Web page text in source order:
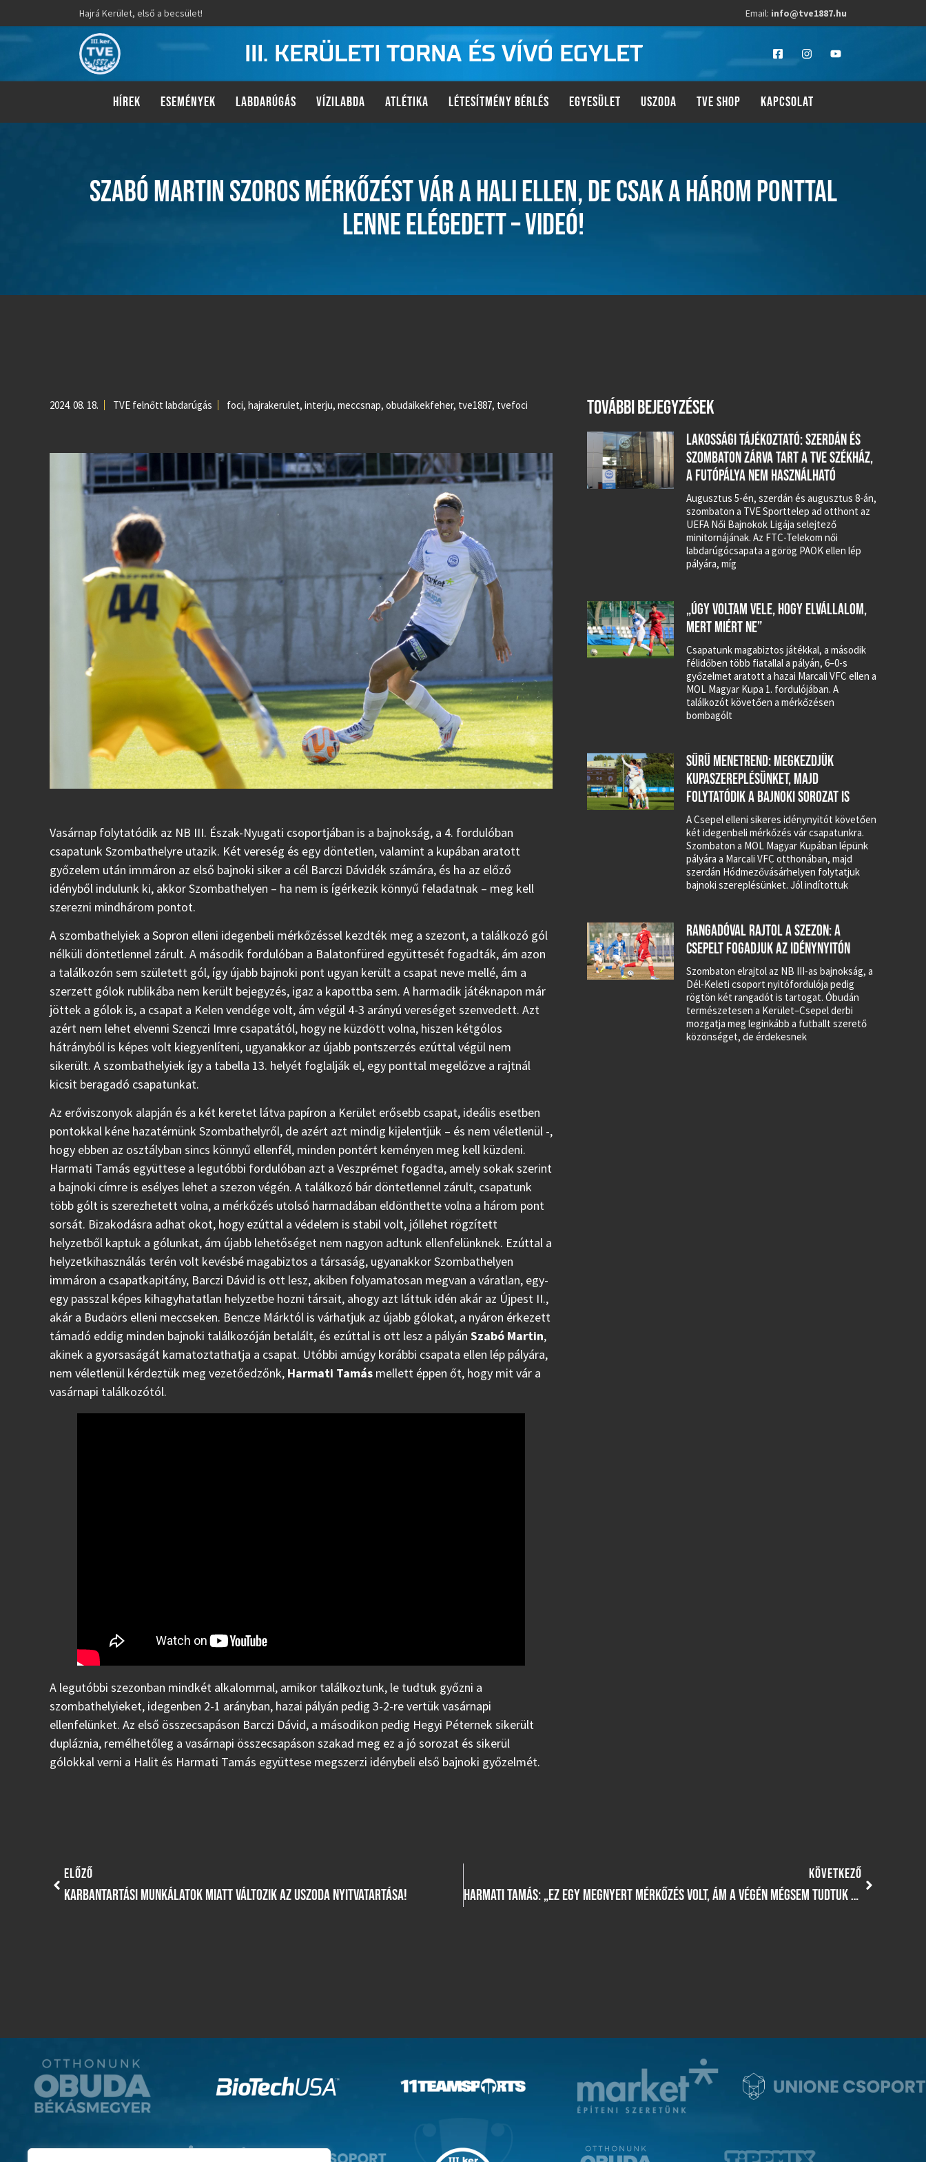
Hajrá Kerület, első a becsület! Email: info@tve1887.hu
III. KERÜLETI TORNA ÉS VÍVÓ EGYLET
HÍREK ESEMÉNYEK LABDARÚGÁS VÍZILABDA ATLÉTIKA LÉTESÍTMÉNY BÉRLÉS EGYESÜLET USZODA TVE SHOP KAPCSOLAT
SZABÓ MARTIN SZOROS MÉRKŐZÉST VÁR A HALI ELLEN, DE CSAK A HÁROM PONTTAL
LENNE ELÉGEDETT – VIDEÓ!
2024. 08. 18. TVE felnőtt labdarúgás foci, hajrakerulet, interju, meccsnap, obudaikekfeher, tve1887, tvefoci
Vasárnap folytatódik az NB III. Észak-Nyugati csoportjában is a bajnokság, a 4. fordulóban
csapatunk Szombathelyre utazik. Két vereség és egy döntetlen, valamint a kupában aratott
győzelem után immáron az első bajnoki siker a cél Barczi Dávidék számára, és ha az előző
idényből indulunk ki, akkor Szombathelyen – ha nem is ígérkezik könnyű feladatnak – meg kell
szerezni mindhárom pontot.
A szombathelyiek a Sopron elleni idegenbeli mérkőzéssel kezdték meg a szezont, a találkozó gól
nélküli döntetlennel zárult. A második fordulóban a Balatonfüred együttesét fogadták, ám azon
a találkozón sem született gól, így újabb bajnoki pont ugyan került a csapat neve mellé, ám a
szerzett gólok rublikába nem került bejegyzés, igaz a kapottba sem. A harmadik játéknapon már
jöttek a gólok is, a csapat a Kelen vendége volt, ám végül 4-3 arányú vereséget szenvedett. Azt
azért nem lehet elvenni Szenczi Imre csapatától, hogy ne küzdött volna, hiszen kétgólos
hátrányból is képes volt kiegyenlíteni, ugyanakkor az újabb pontszerzés ezúttal végül nem
sikerült. A szombathelyiek így a tabella 13. helyét foglalják el, egy ponttal megelőzve a rajtnál
kicsit beragadó csapatunkat.
Az erőviszonyok alapján és a két keretet látva papíron a Kerület erősebb csapat, ideális esetben
pontokkal kéne hazatérnünk Szombathelyről, de azért azt mindig kijelentjük – és nem véletlenül -,
hogy ebben az osztályban sincs könnyű ellenfél, minden pontért keményen meg kell küzdeni.
Harmati Tamás együttese a legutóbbi fordulóban azt a Veszprémet fogadta, amely sokak szerint
a bajnoki címre is esélyes lehet a szezon végén. A találkozó bár döntetlennel zárult, csapatunk
több gólt is szerezhetett volna, a mérkőzés utolsó harmadában eldönthette volna a három pont
sorsát. Bizakodásra adhat okot, hogy ezúttal a védelem is stabil volt, jóllehet rögzített
helyzetből kaptuk a gólunkat, ám újabb lehetőséget nem nagyon adtunk ellenfelünknek. Ezúttal a
helyzetkihasználás terén volt kevésbé magabiztos a társaság, ugyanakkor Szombathelyen
immáron a csapatkapitány, Barczi Dávid is ott lesz, akiben folyamatosan megvan a váratlan, egy-
egy passzal képes kihagyhatatlan helyzetbe hozni társait, ahogy azt láttuk idén akár az Újpest II.,
akár a Budaörs elleni meccseken. Bencze Márktól is várhatjuk az újabb gólokat, a nyáron érkezett
támadó eddig minden bajnoki találkozóján betalált, és ezúttal is ott lesz a pályán Szabó Martin,
akinek a gyorsaságát kamatoztathatja a csapat. Utóbbi amúgy korábbi csapata ellen lép pályára,
nem véletlenül kérdeztük meg vezetőedzőnk, Harmati Tamás mellett éppen őt, hogy mit vár a
vasárnapi találkozótól.
A legutóbbi szezonban mindkét alkalommal, amikor találkoztunk, le tudtuk győzni a
szombathelyieket, idegenben 2-1 arányban, hazai pályán pedig 3-2-re vertük vasárnapi
ellenfelünket. Az első összecsapáson Barczi Dávid, a másodikon pedig Hegyi Péternek sikerült
dupláznia, remélhetőleg a vasárnapi összecsapáson szakad meg ez a jó sorozat és sikerül
gólokkal verni a Halit és Harmati Tamás együttese megszerzi idénybeli első bajnoki győzelmét.
TOVÁBBI BEJEGYZÉSEK
LAKOSSÁGI TÁJÉKOZTATÓ: SZERDÁN ÉS
SZOMBATON ZÁRVA TART A TVE SZÉKHÁZ,
A FUTÓPÁLYA NEM HASZNÁLHATÓ
Augusztus 5-én, szerdán és augusztus 8-án,
szombaton a TVE Sporttelep ad otthont az
UEFA Női Bajnokok Ligája selejtező
minitornájának. Az FTC-Telekom női
labdarúgócsapata a görög PAOK ellen lép
pályára, míg
„ÚGY VOLTAM VELE, HOGY ELVÁLLALOM,
MERT MIÉRT NE”
Csapatunk magabiztos játékkal, a második
félidőben több fiatallal a pályán, 6–0-s
győzelmet aratott a hazai Marcali VFC ellen a
MOL Magyar Kupa 1. fordulójában. A
találkozót követően a mérkőzésen
bombagólt
SŰRŰ MENETREND: MEGKEZDJÜK
KUPASZEREPLÉSÜNKET, MAJD
FOLYTATÓDIK A BAJNOKI SOROZAT IS
A Csepel elleni sikeres idénynyitót követően
két idegenbeli mérkőzés vár csapatunkra.
Szombaton a MOL Magyar Kupában lépünk
pályára a Marcali VFC otthonában, majd
szerdán Hódmezővásárhelyen folytatjuk
bajnoki szereplésünket. Jól indítottuk
RANGADÓVAL RAJTOL A SZEZON: A
CSEPELT FOGADJUK AZ IDÉNYNYITÓN
Szombaton elrajtol az NB III-as bajnokság, a
Dél-Keleti csoport nyitófordulója pedig
rögtön két rangadót is tartogat. Óbudán
természetesen a Kerület–Csepel derbi
mozgatja meg leginkább a futballt szerető
közönséget, de érdekesnek
ELŐZŐ
KARBANTARTÁSI MUNKÁLATOK MIATT VÁLTOZIK AZ USZODA NYITVATARTÁSA!
KÖVETKEZŐ
HARMATI TAMÁS: „EZ EGY MEGNYERT MÉRKŐZÉS VOLT, ÁM A VÉGÉN MÉGSEM TUDTUK MEGSZEREZNI A HÁROM PONTOT”